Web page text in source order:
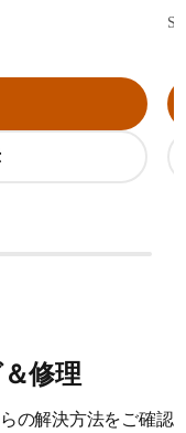
修理
の解決方法をご確認